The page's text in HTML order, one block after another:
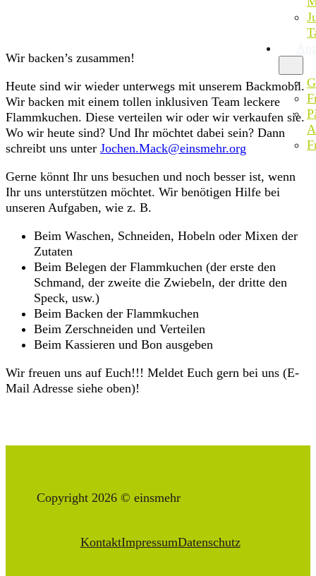
Wir backen’s zusammen!
Heute sind wir wieder unterwegs mit unserem Backmobil.
Wir backen mit einem tollen inklusiven Team leckere
Flammkuchen. Diese verteilen wir oder wir verkaufen sie.
Wo wir heute sind? Und Ihr möchtet dabei sein? Dann
schreibt uns unter Jochen.Mack@einsmehr.org
Gerne könnt Ihr uns besuchen und noch besser ist, wenn
Ihr uns unterstützen möchtet. Wir benötigen Hilfe bei
unseren Aufgaben, wie z. B.
Beim Waschen, Schneiden, Hobeln oder Mixen der
Zutaten
Beim Belegen der Flammkuchen (der erste den
Schmand, der zweite die Zwiebeln, der dritte den
Speck, usw.)
Beim Backen der Flammkuchen
Beim Zerschneiden und Verteilen
Beim Kassieren und Bon ausgeben
Wir freuen uns auf Euch!!! Meldet Euch gern bei uns (E-
Mail Adresse siehe oben)!
Copyright 2026 © einsmehr
KontaktImpressumDatenschutz